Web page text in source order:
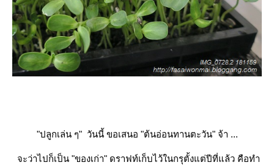
"ปลูกเล่น ๆ" วันนี้ ขอเสนอ "ต้นอ่อนทานตะวัน" จ้า ...
จะว่าไปก็เป็น "ของเก่า" ดราฟท์เก็บไว้ในกรุตั้งแต่ปีที่แล้ว คือทำ